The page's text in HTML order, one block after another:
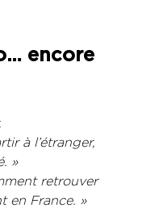
encore
à l’étranger,
»
retrouver
en France. »